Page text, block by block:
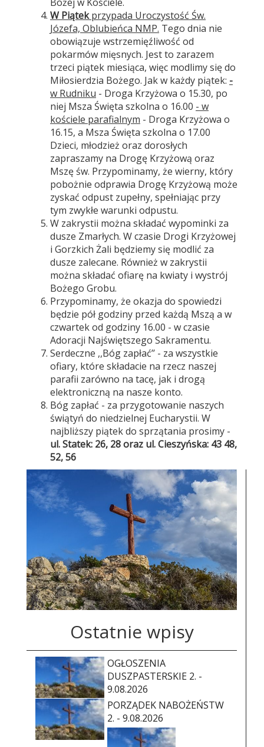
W Piątekprzypada Uroczystość Św.
Józefa, Oblubieńca NMP. Tego dnia nie
obowiązuje wstrzemięźliwość od
pokarmów mięsnych. Jest to zarazem
trzeci piątek miesiąca, więc modlimy się do
Miłosierdzia Bożego. Jak w każdy piątek: -
w Rudniku - Droga Krzyżowa o 15.30, po
niej Msza Święta szkolna o 16.00 - w
kościele parafialnym - Droga Krzyżowa o
16.15, a Msza Święta szkolna o 17.00
Dzieci, młodzież oraz dorosłych
zapraszamy na Drogę Krzyżową oraz
Mszę św. Przypominamy, że wierny, który
pobożnie odprawia Drogę Krzyżową może
zyskać odpust zupełny, spełniając przy
tym zwykłe warunki odpustu.
W zakrystii można składać wypominki za
dusze Zmarłych. W czasie Drogi Krzyżowej
i Gorzkich Żali będziemy się modlić za
dusze zalecane. Również w zakrystii
można składać ofiarę na kwiaty i wystrój
Bożego Grobu.
Przypominamy, że okazja do spowiedzi
będzie pół godziny przed każdą Mszą a w
czwartek od godziny 16.00 - w czasie
Adoracji Najświętszego Sakramentu.
Serdeczne ,,Bóg zapłać’’ - za wszystkie
ofiary, które składacie na rzecz naszej
parafii zarówno na tacę, jak i drogą
elektroniczną na nasze konto.
Bóg zapłać - za przygotowanie naszych
świątyń do niedzielnej Eucharystii. W
najbliższy piątek do sprzątania prosimy -
ul. Statek: 26, 28 oraz ul. Cieszyńska: 43 48,
52, 56
Ostatnie wpisy
OGŁOSZENIA
DUSZPASTERSKIE 2. -
9.08.2026
PORZĄDEK NABOŻEŃSTW
2. - 9.08.2026